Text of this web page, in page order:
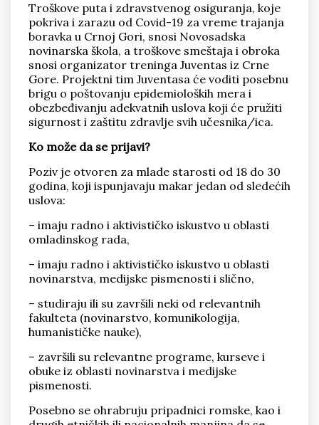
Troškove puta i zdravstvenog osiguranja, koje
pokriva i zarazu od Covid-19 za vreme trajanja
boravka u Crnoj Gori, snosi Novosadska
novinarska škola, a troškove smeštaja i obroka
snosi organizator treninga Juventas iz Crne
Gore. Projektni tim Juventasa će voditi posebnu
brigu o poštovanju epidemioloških mera i
obezbeđivanju adekvatnih uslova koji će pružiti
sigurnost i zaštitu zdravlje svih učesnika/ica.
Ko može da se prijavi?
Poziv je otvoren za mlade starosti od 18 do 30
godina, koji ispunjavaju makar jedan od sledećih
uslova:
– imaju radno i aktivističko iskustvo u oblasti
omladinskog rada,
– imaju radno i aktivističko iskustvo u oblasti
novinarstva, medijske pismenosti i slično,
– studiraju ili su završili neki od relevantnih
fakulteta (novinarstvo, komunikologija,
humanističke nauke),
– završili su relevantne programe, kurseve i
obuke iz oblasti novinarstva i medijske
pismenosti.
Posebno se ohrabruju pripadnici romske, kao i